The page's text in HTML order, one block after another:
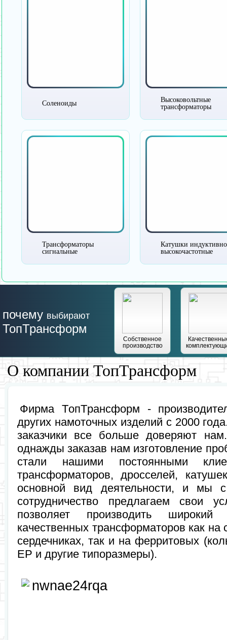
Соленоиды
Высоковольтные
трансформаторы
Трансформаторы
сигнальные
Катушки
высокочастотные
почему выбирают
ТопТрансформ
Собственное
производство
О компании ТопТрансформ
Фирма TопTрансформ -
других намоточных изделий с 2000
заказчики все больше доверяют
однажды заказав нам изготовление
стали нашими постоянными
трансформаторов, дросселей,
основной вид деятельности, и мы
сотрудничество предлагаем свои
позволяет производить
качественных трансформаторов как на
сердечниках, так и на ферритовых
EP и другие типоразмеры).